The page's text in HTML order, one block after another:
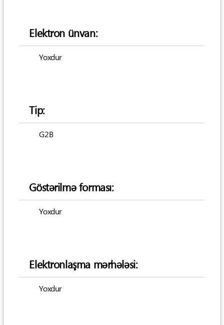
Elektron ünvan:
Yoxdur
Tip:
G2B
Göstərilmə forması:
Yoxdur
Elektronlaşma mərhələsi:
Yoxdur